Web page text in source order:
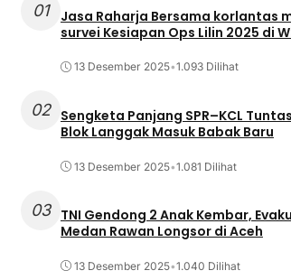
01
Jasa Raharja Bersama korlantas
survei Kesiapan Ops Lilin 2025 di
13 Desember 2025•1.093 Dilihat
02
Sengketa Panjang SPR–KCL
Blok Langgak Masuk Babak Baru
13 Desember 2025•1.081 Dilihat
03
TNI Gendong 2 Anak Kembar,
Medan Rawan Longsor di Aceh
13 Desember 2025•1.040 Dilihat